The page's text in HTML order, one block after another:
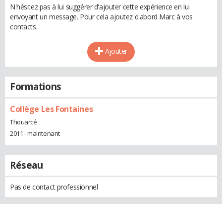
N'hésitez pas à lui suggérer d'ajouter cette expérience en lui
envoyant un message. Pour cela ajoutez d'abord Marc à vos
contacts.
Ajouter
Formations
Collège Les Fontaines
Thouarcé
2011 - maintenant
Réseau
Pas de contact professionnel